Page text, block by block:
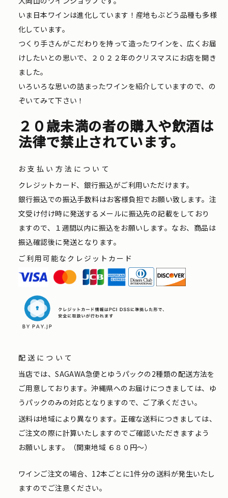
いま日本ワインは進化しています！産地もぶどう品種も多様
化しています。
つくり手さんがこだわりを持って造ったワインを、広くお届
けしたいとの思いで、２０２２年のクリスマスにお店を開き
ました。
いろいろな思いの詰まったワインを紹介していますので、の
ぞいてみて下さい！
２０歳未満の者の購入や飲酒は
法律で禁止されています。
お支払い方法について
クレジットカード、銀行振込がご利用いただけます。
銀行振込での振込手数料はお客様負担でお願い致します。注
文受け付け時に発送するメールに振込先の記載をしており
ますので、１週間以内に振込をお願いします。なお、商品は
振込確認後に発送となります。
ご利用可能なクレジットカード
配送について
当店では、SAGAWA急便とゆうパックの2種類の配送方法を
ご用意しております。沖縄県へのお届けにつきましては、ゆ
うパックのみの対応となりますので、ご了承ください。
送料は地域により異なります。正確な送料につきましては、
ご注文の際に計算いたしますのでご確認いただきますよう
お願いします。（関東地域 ６８０円〜）
ワインご注文の場合、12本ごとに1件分の送料が発生いたし
ますのでご注意ください。